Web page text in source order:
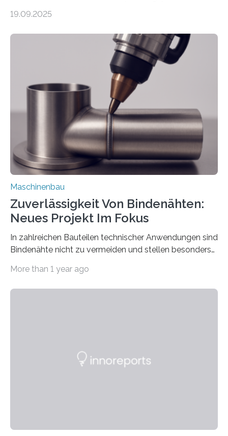
Automobil, Maschinenbau und in der Zulieferindustrie.
Teile als eine Einheit verpacken. Die Anordnung kann
der Benutzer vorgeben und erhält so mehr Kontrolle
über die Positionierung der Bauteile. Die ebenfalls neue
Automatisierungsschnittstelle dient dazu, die Software
besser in spezifische Unternehmensprozesse
einzubinden. Sankt Augustin – Zur Messe FACHPACK
vom 23. bis 25. September in Nürnberg…
19.09.2025
Maschinenbau
Zuverlässigkeit Von Bindenähten:
Neues Projekt Im Fokus
In zahlreichen Bauteilen technischer Anwendungen sind
Bindenähte nicht zu vermeiden und stellen besonders
Matrixmaterials eine große Herausforderung dar.
Durch den verstärkten Einsatz von Rezyklaten
More than 1 year ago